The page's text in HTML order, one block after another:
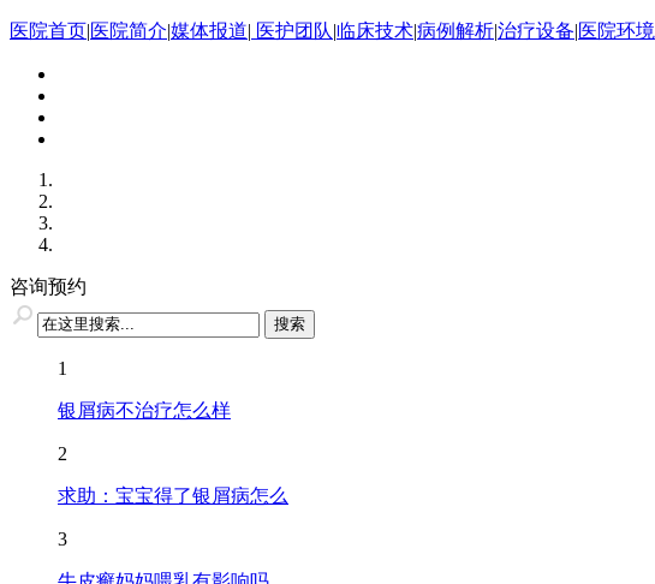
医院首页|医院简介|媒体报道| 医护团队|临床技术|病例解析|治疗设备|医院环境
咨询预约
1
银屑病不治疗怎么样
2
求助：宝宝得了银屑病怎么
3